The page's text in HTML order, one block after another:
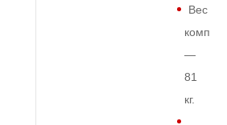
Вес
—
81
кг.